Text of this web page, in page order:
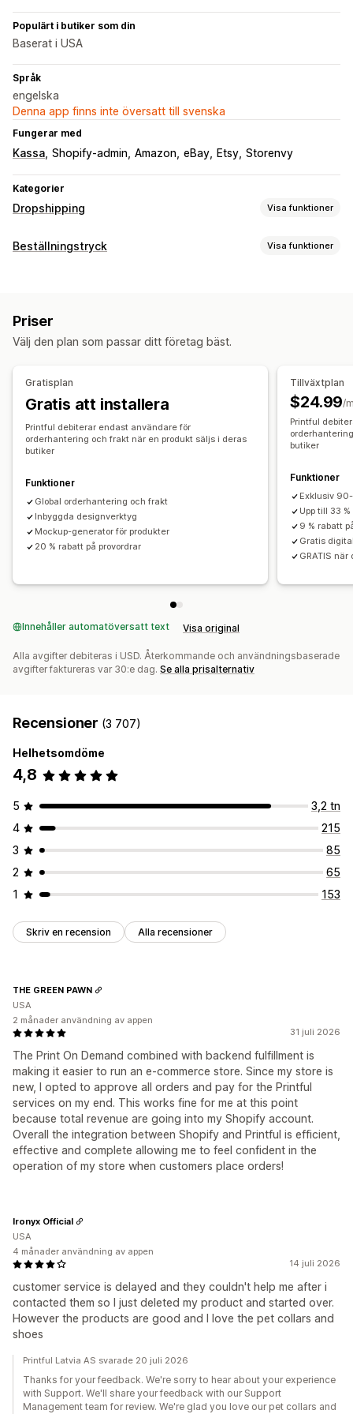
Populärt i butiker som din
Baserat i USA
Språk
engelska
Denna app finns inte översatt till svenska
Fungerar med
Kassa Shopify-admin Amazon eBay Etsy Storenvy
Kategorier
Dropshipping Visa funktioner
Vilka produkter du kan köpa in
Inköpsställen
Beställningstryck Visa funktioner
Generator för modellering
Leveransalternativ
Ekologisk leverans
Priser
Välj den plan som passar ditt företag bäst.
Gratisplan
Gratis att installera
Printful debiterar endast användare för
orderhantering och frakt när en produkt säljs i deras
butiker
Funktioner
Global orderhantering och frakt
Inbyggda designverktyg
Mockup-generator för produkter
20 % rabatt på provordrar
Tillväxtplan
$24.99/
Printful
butiker
Funktioner
Exklusiv
Upp till 33
9 % rabatt
Gratis
GRATIS
Innehåller automatöversatt text Visa original
Alla avgifter debiteras i USD. Återkommande och användningsbaserade
avgifter faktureras var 30:e dag. Se alla prisalternativ
Recensioner (3 707)
Helhetsomdöme
4,8
5
3,2 tn
4
215
3
85
2
65
1
153
Skriv en recension Alla recensioner
31 juli 2026
The Print On Demand combined with backend fulfillment is
making it easier to run an e-commerce store. Since my store is
new, I opted to approve all orders and pay for the Printful
services on my end. This works fine for me at this point
because total revenue are going into my Shopify account.
Overall the integration between Shopify and Printful is efficient,
effective and complete allowing me to feel confident in the
operation of my store when customers place orders!
THE GREEN PAWN
USA
2 månader användning av appen
14 juli 2026
customer service is delayed and they couldn't help me after i
contacted them so I just deleted my product and started over.
However the products are good and I love the pet collars and
shoes
Ironyx Official
USA
4 månader användning av appen
Printful Latvia AS svarade 20 juli 2026
Thanks for your feedback. We're sorry to hear about your experience
with Support. We'll share your feedback with our Support
Management team for review. We're glad you love our pet collars and